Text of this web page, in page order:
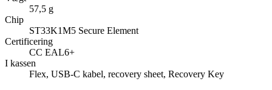
57,5 g
Chip
ST33K1M5 Secure Element
Certificering
CC EAL6+
I kassen
Flex, USB-C kabel, recovery sheet, Recovery Key